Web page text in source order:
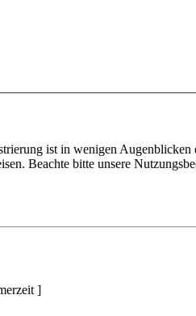
ist in wenigen
Beachte bitte unsere
]